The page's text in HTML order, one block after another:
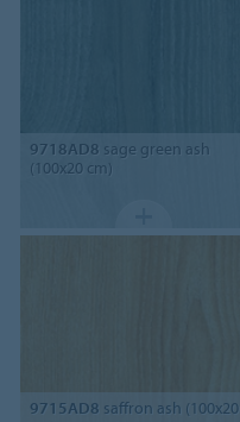
9718AD8 sage green ash
(100x20 cm)
9715AD8 saffron ash (100x20